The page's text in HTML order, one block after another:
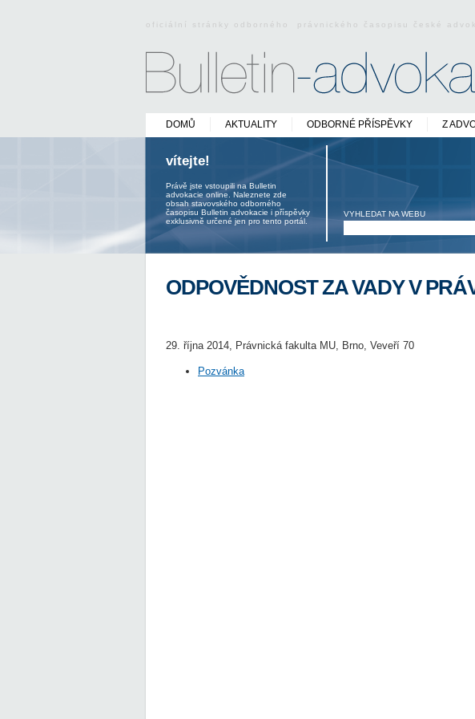
oficiální stránky odborného právnického časopisu české
DOMŮ AKTUALITY ODBORNÉ PŘÍSPĚVKY Z
vítejte!
Právě jste vstoupili na Bulletin
advokacie online. Naleznete zde
obsah stavovského odborného
časopisu Bulletin advokacie i příspěvky
exklusivně určené jen pro tento portál.
VYHLEDAT NA WEBU
ODPOVĚDNOST ZA VADY V
29. října 2014, Právnická fakulta MU, Brno, Veveří 70
Pozvánka